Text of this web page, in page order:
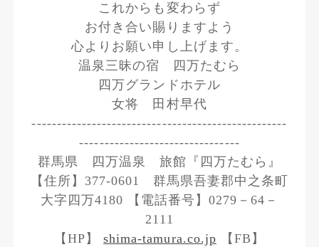
これからも変わらず
お付き合い賜りますよう
心よりお願い申し上げます。
温泉三昧の宿 四万たむら
四万グランドホテル
女将 田村早代
---------------------------------------------------
--------------------------------
群馬県 四万温泉 旅館『四万たむら』
【住所】377-0601 群馬県吾妻郡中之条町
大字四万4180 【電話番号】0279－64－
2111
【HP】shima-tamura.co.jp 【FB】